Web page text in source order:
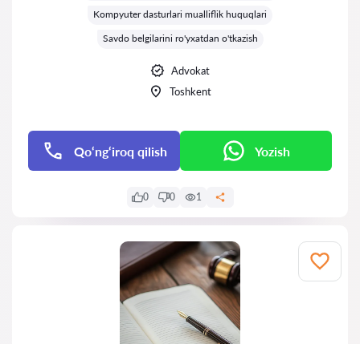
Kompyuter dasturlari mualliflik huquqlari
Savdo belgilarini ro'yxatdan o'tkazish
Advokat
Toshkent
Qo‘ng‘iroq qilish Yozish
0 0 1